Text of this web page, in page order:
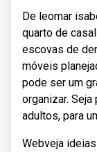
De leomar
quarto de
escovas de
móveis
pode ser um
organizar. Seja
adultos, para
Webveja